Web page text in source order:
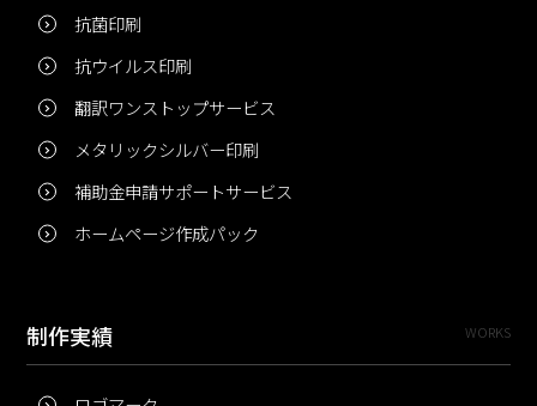
抗菌印刷
抗ウイルス印刷
翻訳ワンストップサービス
メタリックシルバー印刷
補助金申請サポートサービス
ホームページ作成パック
制作実績 WORKS